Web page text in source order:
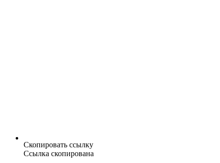
Скопировать ссылку
Ссылка скопирована